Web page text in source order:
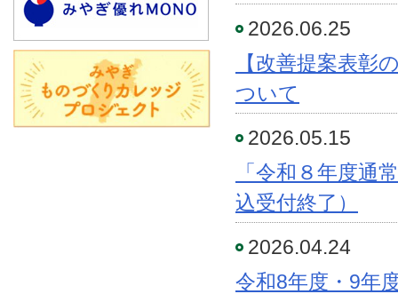
2026.06.25
【改善提案表彰
ついて
2026.05.15
「令和８年度通
込受付終了）
2026.04.24
令和8年度・9年